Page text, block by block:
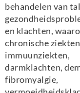
behandelen van
en klachten,
chronische
immuunziekten,
darmklachten,
fibromyalgie,